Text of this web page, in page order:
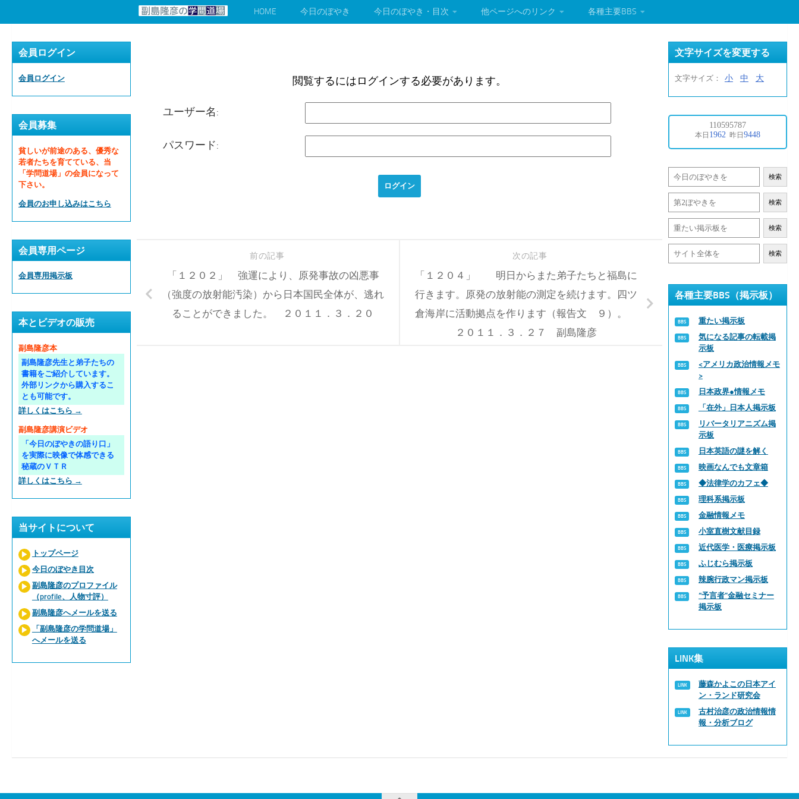
HOME 今日のぼやき 今日のぼやき・目次 他ページへのリンク 各種主要BBS
閲覧するにはログインする必要があります。
ユーザー名:
パスワード:
次の記事
「１２０４」 明日からまた弟子たちと福島に
行きます。原発の放射能の測定を続けます。四ツ
倉海岸に活動拠点を作ります（報告文 ９）。
２０１１．３．２７ 副島隆彦
前の記事
「１２０２」 強運により、原発事故の凶悪事
（強度の放射能汚染）から日本国民全体が、逃れ
ることができました。 ２０１１．３．２０
会員ログイン
会員ログイン
会員募集
貧しいが前途のある、優秀な
若者たちを育てている、当
「学問道場」の会員になって
下さい。
会員のお申し込みはこちら
会員専用ページ
会員専用掲示板
本とビデオの販売
副島隆彦本
副島隆彦先生と弟子たちの
書籍をご紹介しています。
外部リンクから購入するこ
とも可能です。
詳しくはこちら →
副島隆彦講演ビデオ
「今日のぼやきの語り口」
を実際に映像で体感できる
秘蔵のＶＴＲ
詳しくはこちら →
当サイトについて
トップページ
今日のぼやき目次
副島隆彦のプロファイル
（profile、人物寸評）
副島隆彦へメールを送る
「副島隆彦の学問道場」
へメールを送る
文字サイズを変更する
文字サイズ： 小 中 大
検索
検索
検索
検索
各種主要BBS（掲示板）
重たい掲示板
気になる記事の転載掲
示板
<アメリカ政治情報メモ
>
日本政界●情報メモ
「在外」日本人掲示板
リバータリアニズム掲
示板
日本英語の謎を解く
映画なんでも文章箱
◆法律学のカフェ◆
理科系掲示板
金融情報メモ
小室直樹文献目録
近代医学・医療掲示板
ふじむら掲示板
辣腕行政マン掲示板
“予言者”金融セミナー
掲示板
LINK集
藤森かよこの日本アイ
ン・ランド研究会
古村治彦の政治情報情
報・分析ブログ